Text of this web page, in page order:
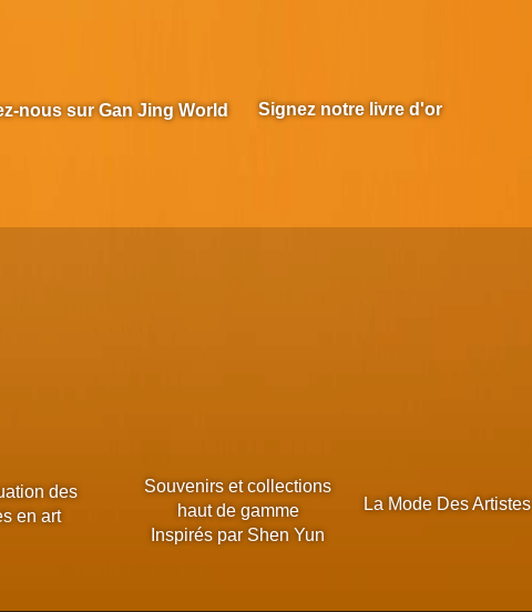
nous sur Gan Jing World Signez notre livre d'or
des
en art
Souvenirs et collections
haut de gamme
Inspirés par Shen Yun
La Mode Des Artistes